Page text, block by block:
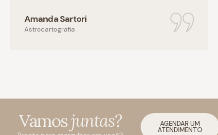
Amanda Sartori
Astrocartografia
Vamosjuntas? AGENDAR UM
ATENDIMENTO